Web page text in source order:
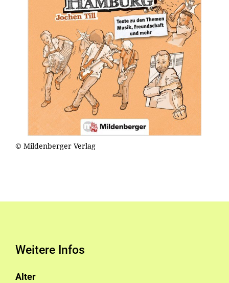
© Mildenberger Verlag
Weitere Infos
Alter